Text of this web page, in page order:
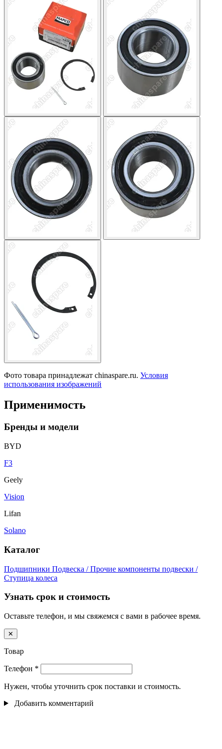
Фото товара принадлежат chinaspare.ru. Условия
использования изображений
Применимость
Бренды и модели
BYD
F3
Geely
Vision
Lifan
Solano
Каталог
Подшипники Подвеска / Прочие компоненты подвески /
Ступица колеса
Узнать срок и стоимость
Оставьте телефон, и мы свяжемся с вами в рабочее время.
✕
Товар
Телефон *
Нужен, чтобы уточнить срок поставки и стоимость.
Добавить комментарий